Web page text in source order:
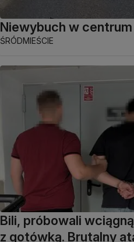
Niewybuch w
ŚRÓDMIEŚCIE
Bili, próbowali
z gotówką. Brutalny